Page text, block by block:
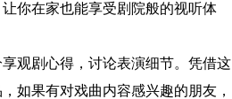
你在家也能享受剧院般的视听体
观剧心得，讨论表演细节。凭借这
如果有对戏曲内容感兴趣的朋友，